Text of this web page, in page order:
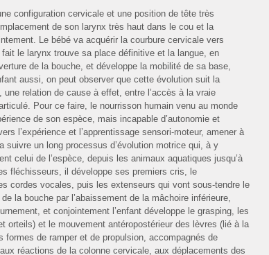
configuration cervicale et une position de tête très
de son larynx très haut dans le cou et la
Le bébé va acquérir la courbure cervicale vers
le larynx trouve sa place définitive et la langue, en
de la bouche, et développe la mobilité de sa base,
aussi, on peut observer que cette évolution suit la
relation de cause à effet, entre l’accès à la vraie
Pour ce faire, le nourrisson humain venu au monde
de son espèce, mais incapable d’autonomie et
l’expérience et l’apprentissage sensori-moteur, amener à
un long processus d’évolution motrice qui, à y
celui de l’espèce, depuis les animaux aquatiques jusqu’à
fléchisseurs, il développe ses premiers cris, le
cordes vocales, puis les extenseurs qui vont sous-tendre le
la bouche par l’abaissement de la mâchoire inférieure,
et conjointement l’enfant développe le grasping, les
orteils) et le mouvement antéropostérieur des lèvres (lié à la
de ramper et de propulsion, accompagnés de
réactions de la colonne cervicale, aux déplacements des